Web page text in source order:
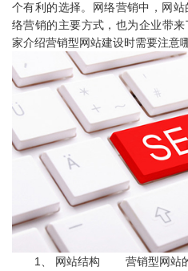
个有利的选择。网络营销中，网
络营销的主要方式，也为企业带
家介绍营销型网站建设时需要注意
1、 网站结构 营销型网站的